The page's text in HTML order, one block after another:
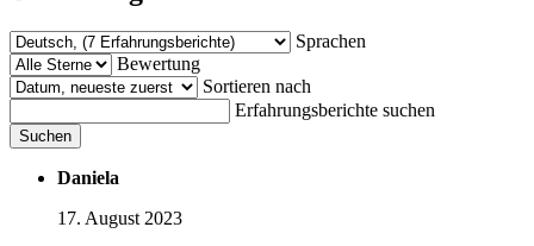
Sprachen
Bewertung
Sortieren nach
Erfahrungsberichte suchen
Suchen
Daniela
17. August 2023